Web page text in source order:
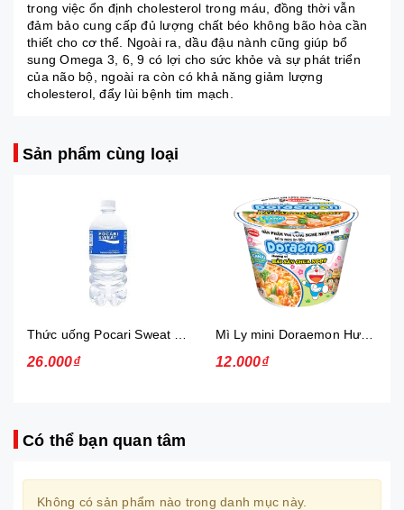
trong việc ổn định cholesterol trong máu, đồng thời vẫn
đảm bảo cung cấp đủ lượng chất béo không bão hòa cần
thiết cho cơ thể. Ngoài ra, dầu đậu nành cũng giúp bổ
sung Omega 3, 6, 9 có lợi cho sức khỏe và sự phát triển
của não bộ, ngoài ra còn có khả năng giảm lượng
cholesterol, đẩy lùi bệnh tim mạch.
Sản phẩm cùng loại
26.000₫ 12.000₫
Có thể bạn quan tâm
Không có sản phẩm nào trong danh mục này.